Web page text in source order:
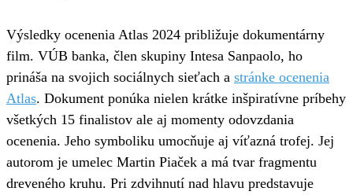
Výsledky ocenenia Atlas 2024 približuje dokumentárny
film. VÚB banka, člen skupiny Intesa Sanpaolo, ho
prináša na svojich sociálnych sieťach a stránke ocenenia
Atlas. Dokument ponúka nielen krátke inšpiratívne príbehy
všetkých 15 finalistov ale aj momenty odovzdania
ocenenia. Jeho symboliku umocňuje aj víťazná trofej. Jej
autorom je umelec Martin Piaček a má tvar fragmentu
dreveného kruhu. Pri zdvihnutí nad hlavu predstavuje